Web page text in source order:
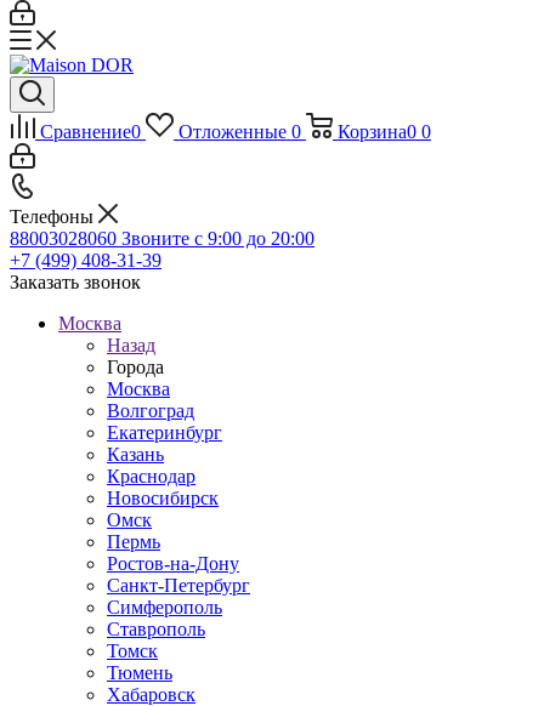
Сравнение0 Отложенные 0 Корзина0 0
Телефоны
88003028060 Звоните с 9:00 до 20:00
+7 (499) 408-31-39
Заказать звонок
Москва
Назад
Города
Москва
Волгоград
Екатеринбург
Казань
Краснодар
Новосибирск
Омск
Пермь
Ростов-на-Дону
Санкт-Петербург
Симферополь
Ставрополь
Томск
Тюмень
Хабаровск